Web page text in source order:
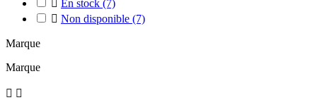
 En stock (7)
 Non disponible (7)
Marque
Marque
 